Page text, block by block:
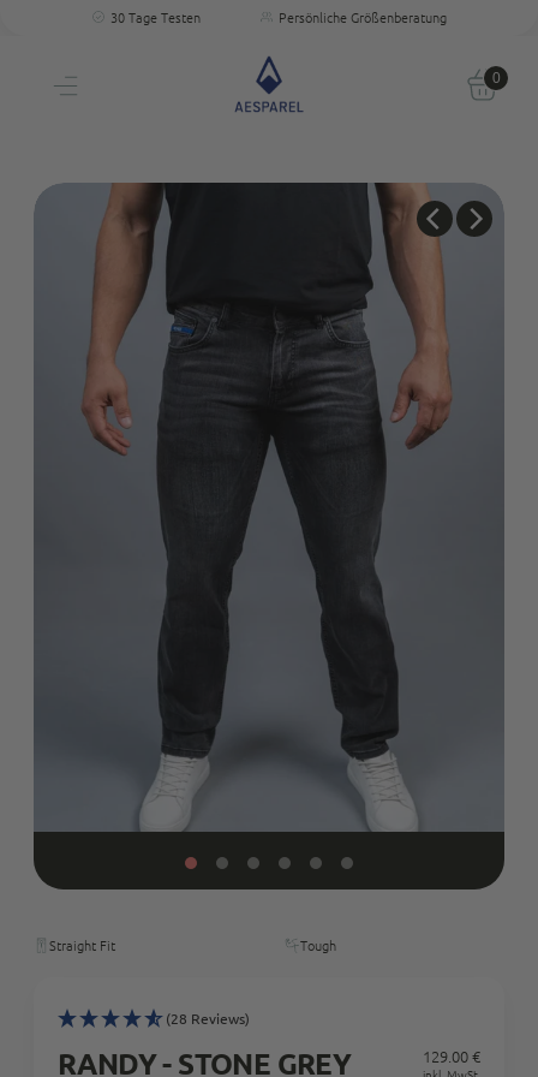
30 Tage Testen Persönliche Größenberatung
Einzigartige Passform & Komfort 30 Tage testen
0
Straight Fit Tough
(28 Reviews)
RANDY - STONE GREY 129.00 €